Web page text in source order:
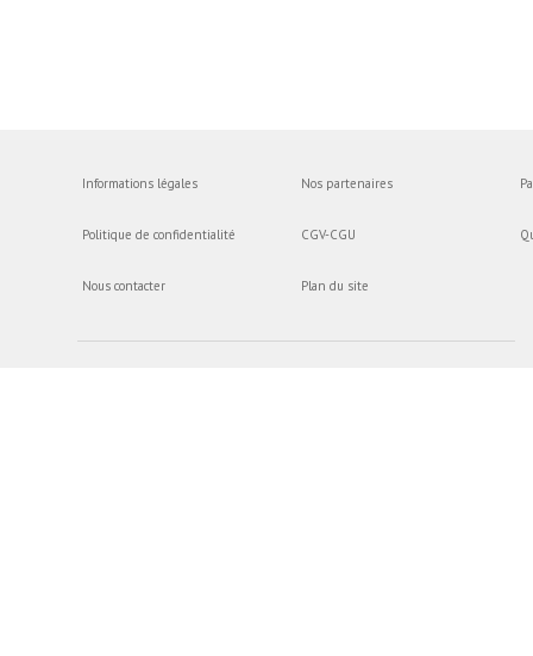
Informations légales
Politique de confidentialité
Nous contacter
Nos partenaires
CGV-CGU
Plan du site